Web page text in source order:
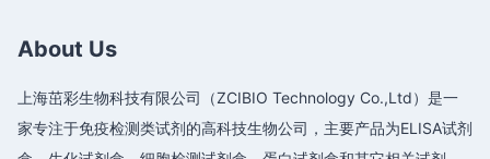
About Us
上海茁彩生物科技有限公司（ZCIBIO Technology Co.,Ltd）是一
家专注于免疫检测类试剂的高科技生物公司，主要产品为ELISA试剂